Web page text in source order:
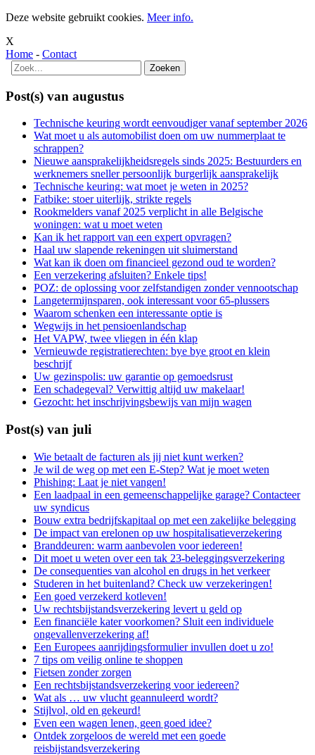
Deze website gebruikt cookies. Meer info.
X
Home - Contact
Post(s) van augustus
Technische keuring wordt eenvoudiger vanaf september 2026
Wat moet u als automobilist doen om uw nummerplaat te
schrappen?
Nieuwe aansprakelijkheidsregels sinds 2025: Bestuurders en
werknemers sneller persoonlijk burgerlijk aansprakelijk
Technische keuring: wat moet je weten in 2025?
Fatbike: stoer uiterlijk, strikte regels
Rookmelders vanaf 2025 verplicht in alle Belgische
woningen: wat u moet weten
Kan ik het rapport van een expert opvragen?
Haal uw slapende rekeningen uit sluimerstand
Wat kan ik doen om financieel gezond oud te worden?
Een verzekering afsluiten? Enkele tips!
POZ: de oplossing voor zelfstandigen zonder vennootschap
Langetermijnsparen, ook interessant voor 65-plussers
Waarom schenken een interessante optie is
Wegwijs in het pensioenlandschap
Het VAPW, twee vliegen in één klap
Vernieuwde registratierechten: bye bye groot en klein
beschrijf
Uw gezinspolis: uw garantie op gemoedsrust
Een schadegeval? Verwittig altijd uw makelaar!
Gezocht: het inschrijvingsbewijs van mijn wagen
Post(s) van juli
Wie betaalt de facturen als jij niet kunt werken?
Je wil de weg op met een E-Step? Wat je moet weten
Phishing: Laat je niet vangen!
Een laadpaal in een gemeenschappelijke garage? Contacteer
uw syndicus
Bouw extra bedrijfskapitaal op met een zakelijke belegging
De impact van erelonen op uw hospitalisatieverzekering
Branddeuren: warm aanbevolen voor iedereen!
Dit moet u weten over een tak 23-beleggingsverzekering
De consequenties van alcohol en drugs in het verkeer
Studeren in het buitenland? Check uw verzekeringen!
Een goed verzekerd kotleven!
Uw rechtsbijstandsverzekering levert u geld op
Een financiële kater voorkomen? Sluit een individuele
ongevallenverzekering af!
Een Europees aanrijdingsformulier invullen doet u zo!
7 tips om veilig online te shoppen
Fietsen zonder zorgen
Een rechtsbijstandsverzekering voor iedereen?
Wat als … uw vlucht geannuleerd wordt?
Stijlvol, old en gekeurd!
Even een wagen lenen, geen goed idee?
Ontdek zorgeloos de wereld met een goede
reisbijstandsverzekering